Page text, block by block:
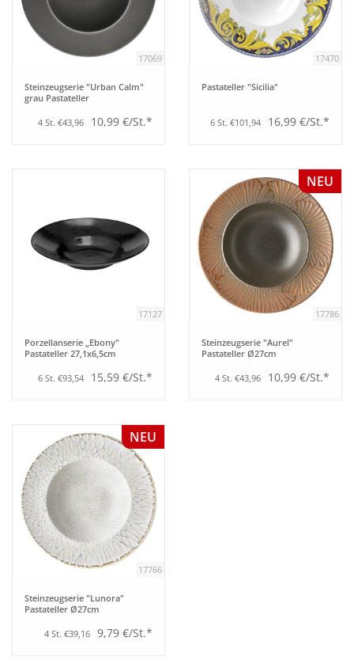
17069
Steinzeugserie "Urban Calm"
grau Pastateller
4 St. €43,96 10,99 €/St.*
17470
Pastateller "Sicilia"
6 St. €101,94 16,99 €/St.*
17127
Porzellanserie „Ebony"
Pastateller 27,1x6,5cm
6 St. €93,54 15,59 €/St.*
NEU
17786
Steinzeugserie "Aurel"
Pastateller Ø27cm
4 St. €43,96 10,99 €/St.*
NEU
17766
Steinzeugserie "Lunora"
Pastateller Ø27cm
4 St. €39,16 9,79 €/St.*